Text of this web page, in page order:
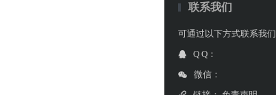
联系我们
可通过以下方式联系我们
Q Q：
微信：